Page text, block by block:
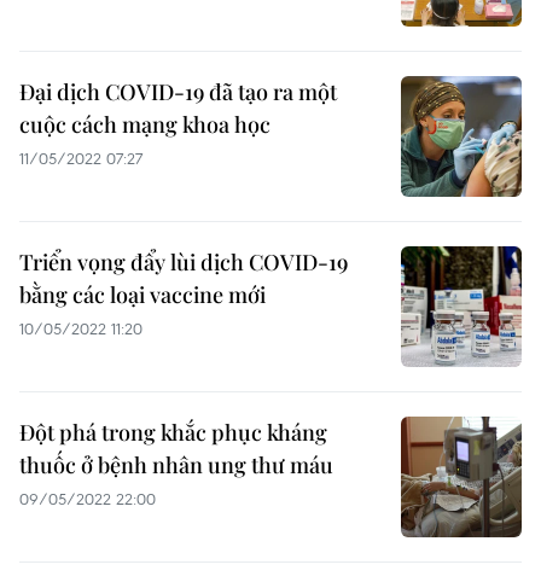
Đại dịch COVID-19 đã tạo ra một
cuộc cách mạng khoa học
11/05/2022 07:27
Triển vọng đẩy lùi dịch COVID-19
bằng các loại vaccine mới
10/05/2022 11:20
Đột phá trong khắc phục kháng
thuốc ở bệnh nhân ung thư máu
09/05/2022 22:00